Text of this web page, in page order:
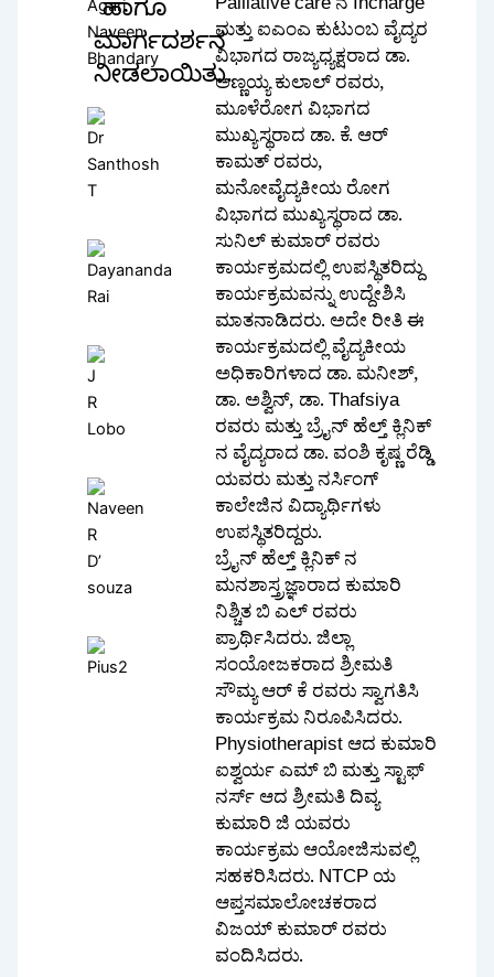
ಹಾಗೂ
ಮಾರ್ಗದರ್ಶನ
ನೀಡಲಾಯಿತು.
Palliative care ನ Incharge
ಮತ್ತು ಐಎಂಎ ಕುಟುಂಬ ವೈದ್ಯರ
ವಿಭಾಗದ ರಾಜ್ಯಧ್ಯಕ್ಷರಾದ ಡಾ.
ಅಣ್ಣಯ್ಯ ಕುಲಾಲ್ ರವರು,
ಮೂಳೆರೋಗ ವಿಭಾಗದ
ಮುಖ್ಯಸ್ಥರಾದ ಡಾ. ಕೆ. ಆರ್
ಕಾಮತ್ ರವರು,
ಮನೋವೈದ್ಯಕೀಯ ರೋಗ
ವಿಭಾಗದ ಮುಖ್ಯಸ್ಥರಾದ ಡಾ.
ಸುನಿಲ್ ಕುಮಾರ್ ರವರು
ಕಾರ್ಯಕ್ರಮದಲ್ಲಿ ಉಪಸ್ಥಿತರಿದ್ದು
ಕಾರ್ಯಕ್ರಮವನ್ನು ಉದ್ದೇಶಿಸಿ
ಮಾತನಾಡಿದರು. ಅದೇ ರೀತಿ ಈ
ಕಾರ್ಯಕ್ರಮದಲ್ಲಿ ವೈದ್ಯಕೀಯ
ಅಧಿಕಾರಿಗಳಾದ ಡಾ. ಮನೀಶ್,
ಡಾ. ಅಶ್ವಿನ್, ಡಾ. Thafsiya
ರವರು ಮತ್ತು ಬ್ರೈನ್ ಹೆಲ್ತ್ ಕ್ಲಿನಿಕ್
ನ ವೈದ್ಯರಾದ ಡಾ. ವಂಶಿ ಕೃಷ್ಣ ರೆಡ್ಡಿ
ಯವರು ಮತ್ತು ನರ್ಸಿಂಗ್
ಕಾಲೇಜಿನ ವಿದ್ಯಾರ್ಥಿಗಳು
ಉಪಸ್ಥಿತರಿದ್ದರು.
ಬ್ರೈನ್ ಹೆಲ್ತ್ ಕ್ಲಿನಿಕ್ ನ
ಮನಶಾಸ್ತ್ರಜ್ಞಾರಾದ ಕುಮಾರಿ
ನಿಶ್ಚಿತ ಬಿ ಎಲ್ ರವರು
ಪ್ರಾರ್ಥಿಸಿದರು. ಜಿಲ್ಲಾ
ಸಂಯೋಜಕರಾದ ಶ್ರೀಮತಿ
ಸೌಮ್ಯ ಆರ್ ಕೆ ರವರು ಸ್ವಾಗತಿಸಿ
ಕಾರ್ಯಕ್ರಮ ನಿರೂಪಿಸಿದರು.
Physiotherapist ಆದ ಕುಮಾರಿ
ಐಶ್ವರ್ಯ ಎಮ್ ಬಿ ಮತ್ತು ಸ್ಟಾಫ್
ನರ್ಸ್ ಆದ ಶ್ರೀಮತಿ ದಿವ್ಯ
ಕುಮಾರಿ ಜಿ ಯವರು
ಕಾರ್ಯಕ್ರಮ ಆಯೋಜಿಸುವಲ್ಲಿ
ಸಹಕರಿಸಿದರು. NTCP ಯ
ಆಪ್ತಸಮಾಲೋಚಕರಾದ
ವಿಜಯ್ ಕುಮಾರ್ ರವರು
ವಂದಿಸಿದರು.